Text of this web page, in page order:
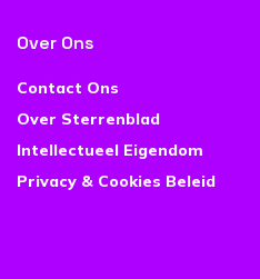
Over Ons
Contact Ons
Over Sterrenblad
Intellectueel Eigendom
Privacy & Cookies Beleid